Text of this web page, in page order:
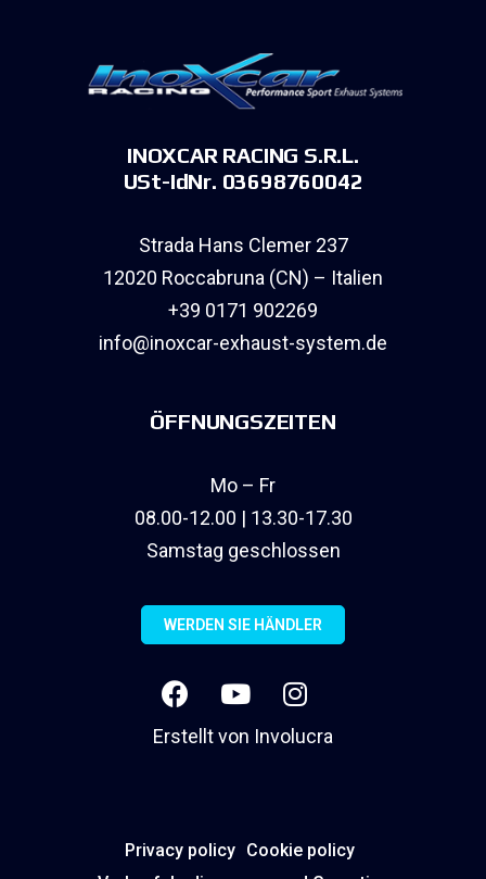
INOXCAR RACING S.R.L.
USt-IdNr. 03698760042
Strada Hans Clemer 237
12020 Roccabruna (CN) – Italien
+39 0171 902269
info@inoxcar-exhaust-system.de
ÖFFNUNGSZEITEN
Mo – Fr
08.00-12.00 | 13.30-17.30
Samstag geschlossen
WERDEN SIE HÄNDLER
Erstellt von Involucra
Privacy policy Cookie policy